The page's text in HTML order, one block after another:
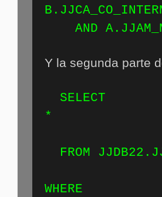
AND
Y la segunda parte
SELECT
FROM